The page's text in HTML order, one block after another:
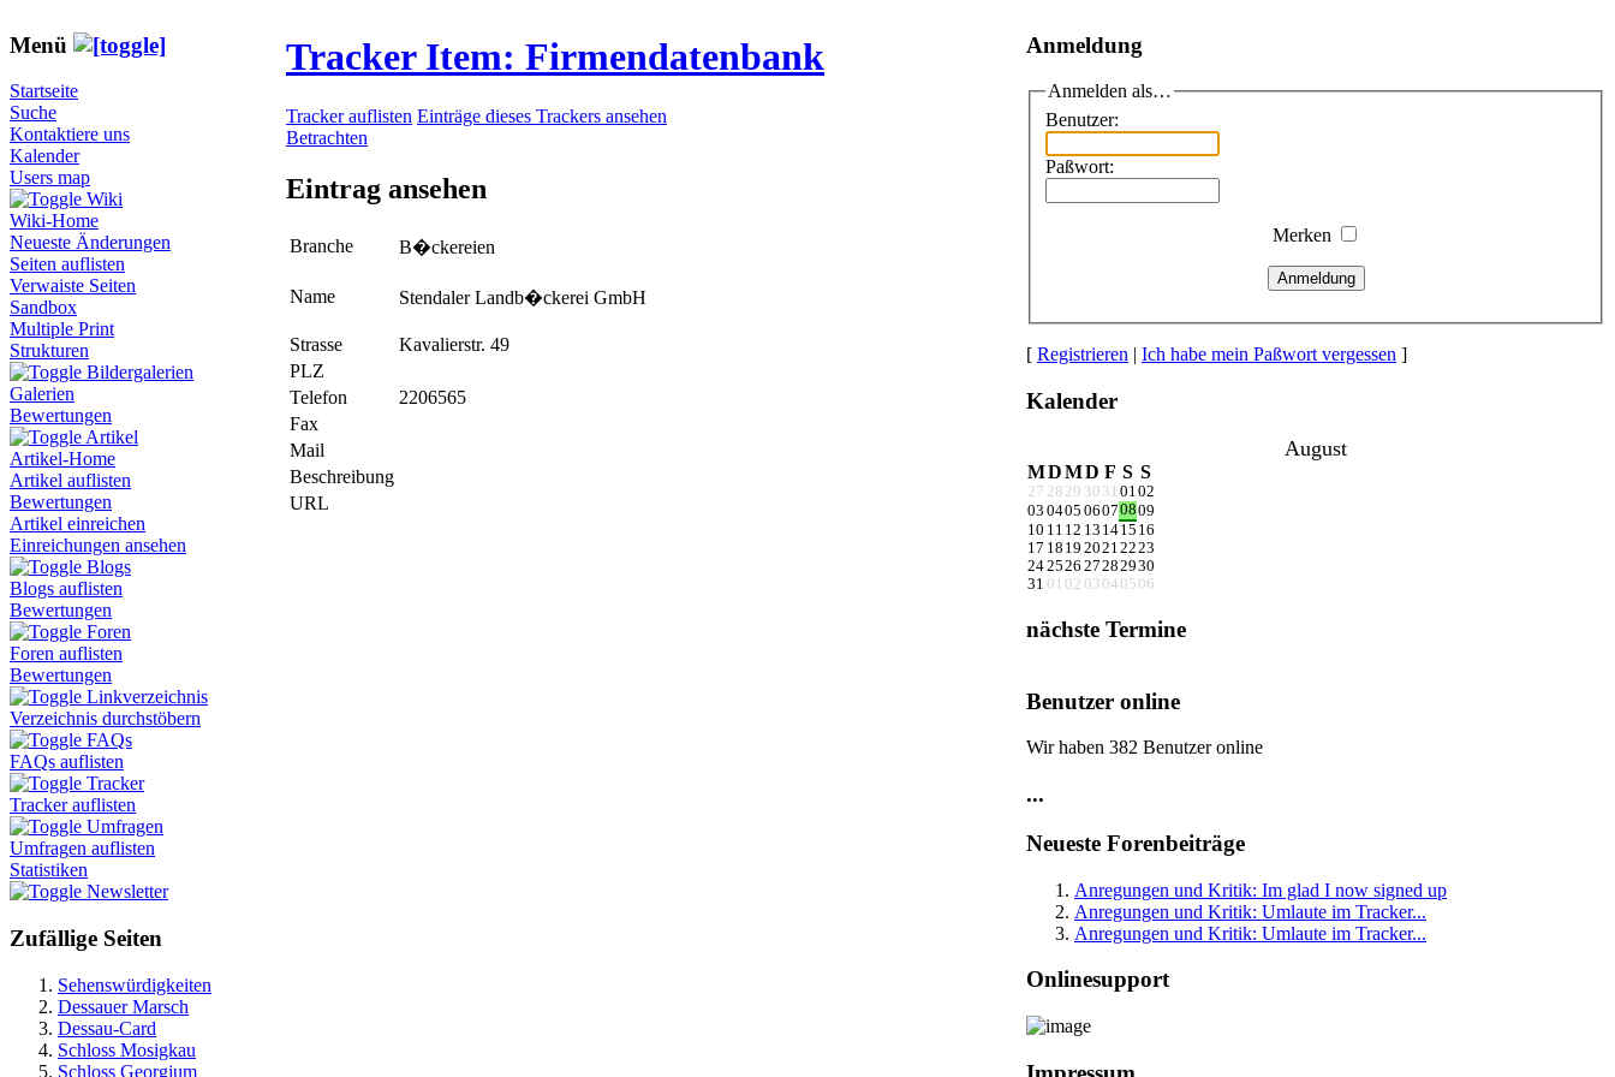
Menü
Startseite
Suche
Kontaktiere uns
Kalender
Users map
Wiki
Wiki-Home
Neueste Änderungen
Seiten auflisten
Verwaiste Seiten
Sandbox
Multiple Print
Strukturen
Bildergalerien
Galerien
Bewertungen
Artikel
Artikel-Home
Artikel auflisten
Bewertungen
Artikel einreichen
Einreichungen ansehen
Blogs
Blogs auflisten
Bewertungen
Foren
Foren auflisten
Bewertungen
Linkverzeichnis
Verzeichnis durchstöbern
FAQs
FAQs auflisten
Tracker
Tracker auflisten
Umfragen
Umfragen auflisten
Statistiken
Newsletter
Zufällige Seiten
Sehenswürdigkeiten
Dessauer Marsch
Dessau-Card
Schloss Mosigkau
Schloss Georgium
Tracker Item: Firmendatenbank
Tracker auflisten Einträge dieses Trackers ansehen
Betrachten
Eintrag ansehen
Branche B�ckereien
Name Stendaler Landb�ckerei GmbH
Strasse
Kavalierstr. 49
PLZ
Telefon
2206565
Fax
Mail
Beschreibung
URL
Anmeldung
Anmelden als…
Benutzer:
Paßwort:
Merken
Anmeldung
[ Registrieren | Ich habe mein Paßwort vergessen ]
Kalender
August
MDMD F S S
27 28 29 30 31 0102
03 0405 06070809
10 11 12 13 1415 16
17 18 19 20212223
242526 27282930
31 01 02 03 04 05 06
nächste Termine
Benutzer online
Wir haben 382 Benutzer online
...
Neueste Forenbeiträge
Anregungen und Kritik: Im glad I now signed up
Anregungen und Kritik: Umlaute im Tracker...
Anregungen und Kritik: Umlaute im Tracker...
Onlinesupport